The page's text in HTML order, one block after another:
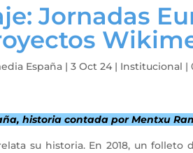
Jornadas
España | 3 Oct 24 | Institucional |
historia contada por Mentxu
su historia. En 2018, un folleto